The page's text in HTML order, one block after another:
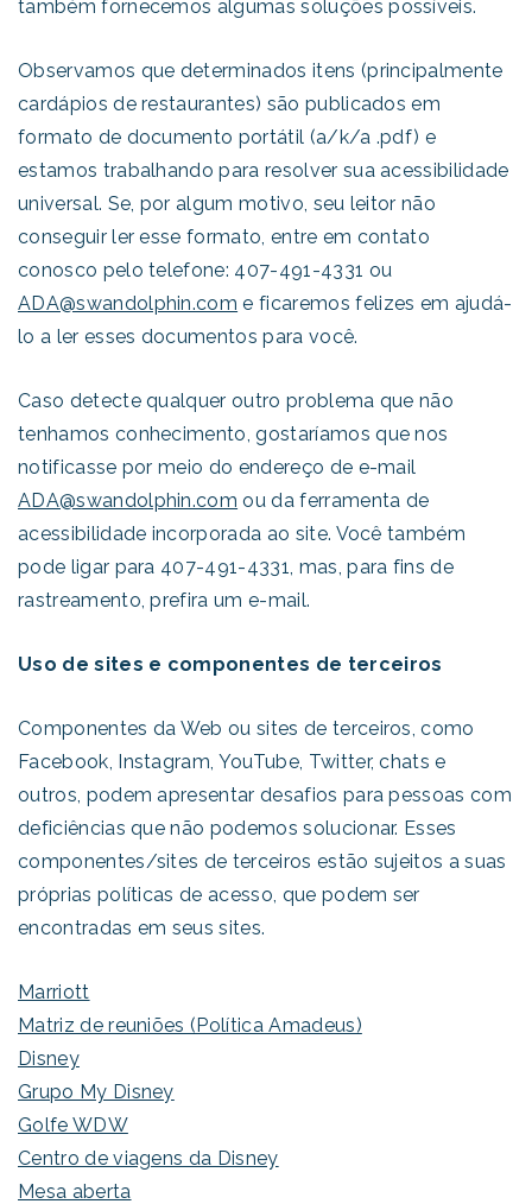
também fornecemos algumas soluções possíveis.
Observamos que determinados itens (principalmente
cardápios de restaurantes) são publicados em
formato de documento portátil (a/k/a .pdf) e
estamos trabalhando para resolver sua acessibilidade
universal. Se, por algum motivo, seu leitor não
conseguir ler esse formato, entre em contato
conosco pelo telefone: 407-491-4331 ou
ADA@swandolphin.com e ficaremos felizes em ajudá-
lo a ler esses documentos para você.
Caso detecte qualquer outro problema que não
tenhamos conhecimento, gostaríamos que nos
notificasse por meio do endereço de e-mail
ADA@swandolphin.com ou da ferramenta de
acessibilidade incorporada ao site. Você também
pode ligar para 407-491-4331, mas, para fins de
rastreamento, prefira um e-mail.
Uso de sites e componentes de terceiros
Componentes da Web ou sites de terceiros, como
Facebook, Instagram, YouTube, Twitter, chats e
outros, podem apresentar desafios para pessoas com
deficiências que não podemos solucionar. Esses
componentes/sites de terceiros estão sujeitos a suas
próprias políticas de acesso, que podem ser
encontradas em seus sites.
Marriott
Matriz de reuniões (Política Amadeus)
Disney
Grupo My Disney
Golfe WDW
Centro de viagens da Disney
Mesa aberta